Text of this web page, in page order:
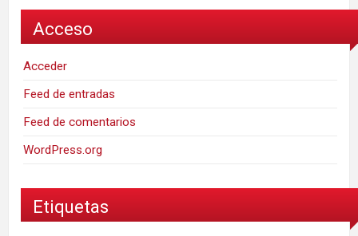
Acceso
Acceder
Feed de entradas
Feed de comentarios
WordPress.org
Etiquetas